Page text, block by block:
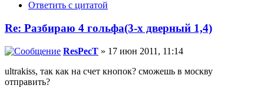
Ответить с цитатой
Re: Разбираю 4 гольфа(3-х дверный 1,4)
ResPecT » 17 июн 2011, 11:14
ultrakiss, так как на счет кнопок? сможешь в москву
отправить?